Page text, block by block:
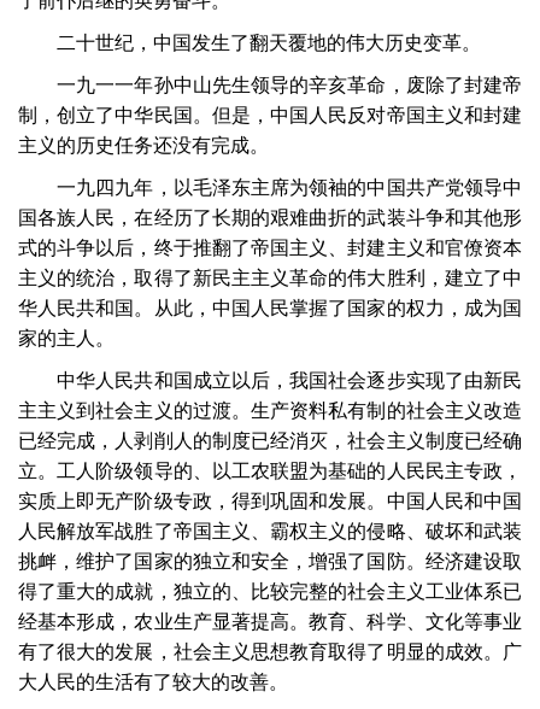
二十世纪，中国发生了翻天覆地的伟大历史变革。
一九一一年孙中山先生领导的辛亥革命，废除了封建帝
制，创立了中华民国。但是，中国人民反对帝国主义和封建
主义的历史任务还没有完成。
一九四九年，以毛泽东主席为领袖的中国共产党领导中
国各族人民，在经历了长期的艰难曲折的武装斗争和其他形
式的斗争以后，终于推翻了帝国主义、封建主义和官僚资本
主义的统治，取得了新民主主义革命的伟大胜利，建立了中
华人民共和国。从此，中国人民掌握了国家的权力，成为国
家的主人。
中华人民共和国成立以后，我国社会逐步实现了由新民
主主义到社会主义的过渡。生产资料私有制的社会主义改造
已经完成，人剥削人的制度已经消灭，社会主义制度已经确
立。工人阶级领导的、以工农联盟为基础的人民民主专政，
实质上即无产阶级专政，得到巩固和发展。中国人民和中国
人民解放军战胜了帝国主义、霸权主义的侵略、破坏和武装
挑衅，维护了国家的独立和安全，增强了国防。经济建设取
得了重大的成就，独立的、比较完整的社会主义工业体系已
经基本形成，农业生产显著提高。教育、科学、文化等事业
有了很大的发展，社会主义思想教育取得了明显的成效。广
大人民的生活有了较大的改善。